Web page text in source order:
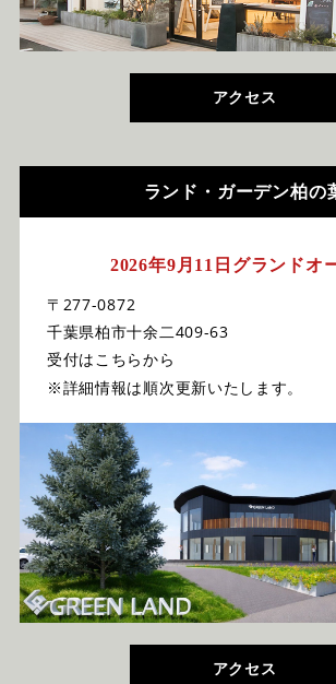
アクセス
ランド・ガーデン柏の
2026年9月11日グランドオ
〒277-0872
千葉県柏市十余二409-63
受付はこちらから
※詳細情報は順次更新いたします。
アクセス